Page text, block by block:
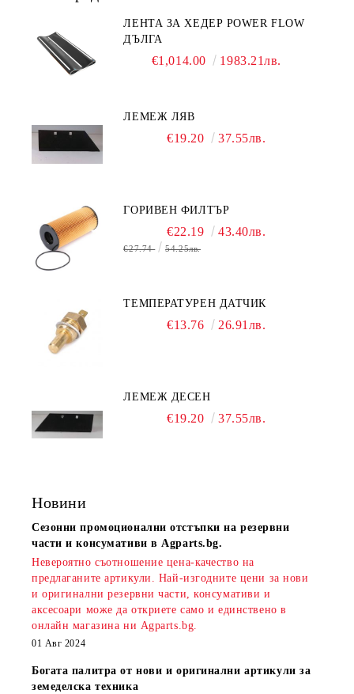
ЛЕНТА ЗА ХЕДЕР POWER FLOW
ДЪЛГА
€1,014.00 1983.21лв.
ЛЕМЕЖ ЛЯВ
€19.20 37.55лв.
ГОРИВЕН ФИЛТЪР
€22.19 43.40лв.
€27.74 54.25лв.
ТЕМПЕРАТУРЕН ДАТЧИК
€13.76 26.91лв.
ЛЕМЕЖ ДЕСЕН
€19.20 37.55лв.
Новини
Сезонни промоционални отстъпки на резервни
части и консумативи в Agparts.bg.
Невероятно съотношение цена-качество на
предлаганите артикули. Най-изгодните цени за нови
и оригинални резервни части, консумативи и
аксесоари може да откриете само и единствено в
онлайн магазина ни Agparts.bg.
01 Авг 2024
Богата палитра от нови и оригинални артикули за
земеделска техника